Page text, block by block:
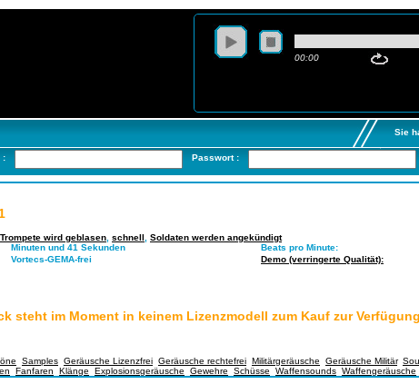
00:00
Sie
: Passwort :
Trompete wird geblasen schnell
Soldaten werden angekündigt
Minuten und 41 Sekunden Beats pro Minute:
Vortecs-GEMA-frei Demo (verringerte Qualität):
steht im Moment in keinem Lizenzmodell zum Kauf zur
Samples Geräusche Lizenzfrei Geräusche rechtefrei Militärgeräusche Geräusche Militär,
Fanfaren Klänge Explosionsgeräusche Gewehre Schüsse Waffensounds Waffengeräusche